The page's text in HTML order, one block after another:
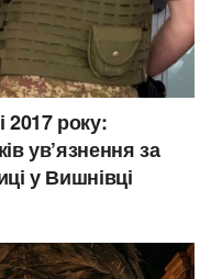
2017 року:
ув’язнення за
у Вишнівці